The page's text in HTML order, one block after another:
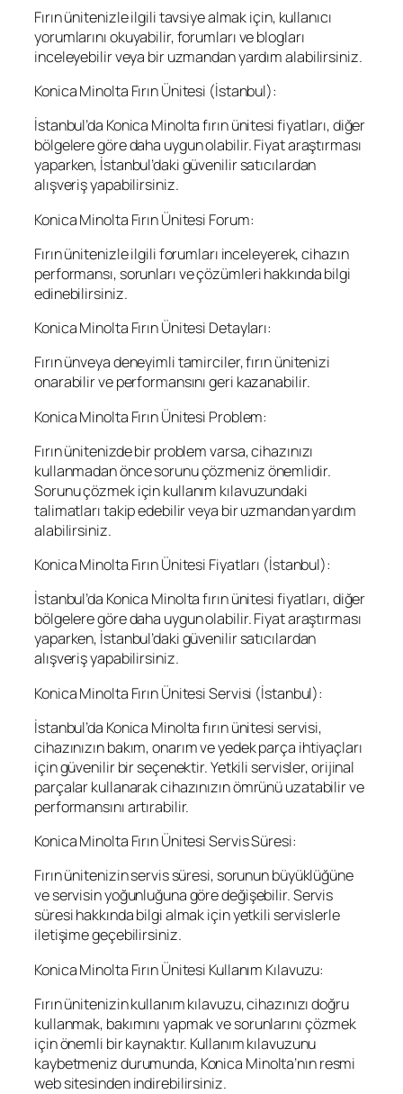
Fırın ünitenizle ilgili tavsiye almak için, kullanıcı
yorumlarını okuyabilir, forumları ve blogları
inceleyebilir veya bir uzmandan yardım alabilirsiniz.
Konica Minolta Fırın Ünitesi (İstanbul):
İstanbul’da Konica Minolta fırın ünitesi fiyatları, diğer
bölgelere göre daha uygun olabilir. Fiyat araştırması
yaparken, İstanbul’daki güvenilir satıcılardan
alışveriş yapabilirsiniz.
Konica Minolta Fırın Ünitesi Forum:
Fırın ünitenizle ilgili forumları inceleyerek, cihazın
performansı, sorunları ve çözümleri hakkında bilgi
edinebilirsiniz.
Konica Minolta Fırın Ünitesi Detayları:
Fırın ünveya deneyimli tamirciler, fırın ünitenizi
onarabilir ve performansını geri kazanabilir.
Konica Minolta Fırın Ünitesi Problem:
Fırın ünitenizde bir problem varsa, cihazınızı
kullanmadan önce sorunu çözmeniz önemlidir.
Sorunu çözmek için kullanım kılavuzundaki
talimatları takip edebilir veya bir uzmandan yardım
alabilirsiniz.
Konica Minolta Fırın Ünitesi Fiyatları (İstanbul):
İstanbul’da Konica Minolta fırın ünitesi fiyatları, diğer
bölgelere göre daha uygun olabilir. Fiyat araştırması
yaparken, İstanbul’daki güvenilir satıcılardan
alışveriş yapabilirsiniz.
Konica Minolta Fırın Ünitesi Servisi (İstanbul):
İstanbul’da Konica Minolta fırın ünitesi servisi,
cihazınızın bakım, onarım ve yedek parça ihtiyaçları
için güvenilir bir seçenektir. Yetkili servisler, orijinal
parçalar kullanarak cihazınızın ömrünü uzatabilir ve
performansını artırabilir.
Konica Minolta Fırın Ünitesi Servis Süresi:
Fırın ünitenizin servis süresi, sorunun büyüklüğüne
ve servisin yoğunluğuna göre değişebilir. Servis
süresi hakkında bilgi almak için yetkili servislerle
iletişime geçebilirsiniz.
Konica Minolta Fırın Ünitesi Kullanım Kılavuzu:
Fırın ünitenizin kullanım kılavuzu, cihazınızı doğru
kullanmak, bakımını yapmak ve sorunlarını çözmek
için önemli bir kaynaktır. Kullanım kılavuzunu
kaybetmeniz durumunda, Konica Minolta’nın resmi
web sitesinden indirebilirsiniz.